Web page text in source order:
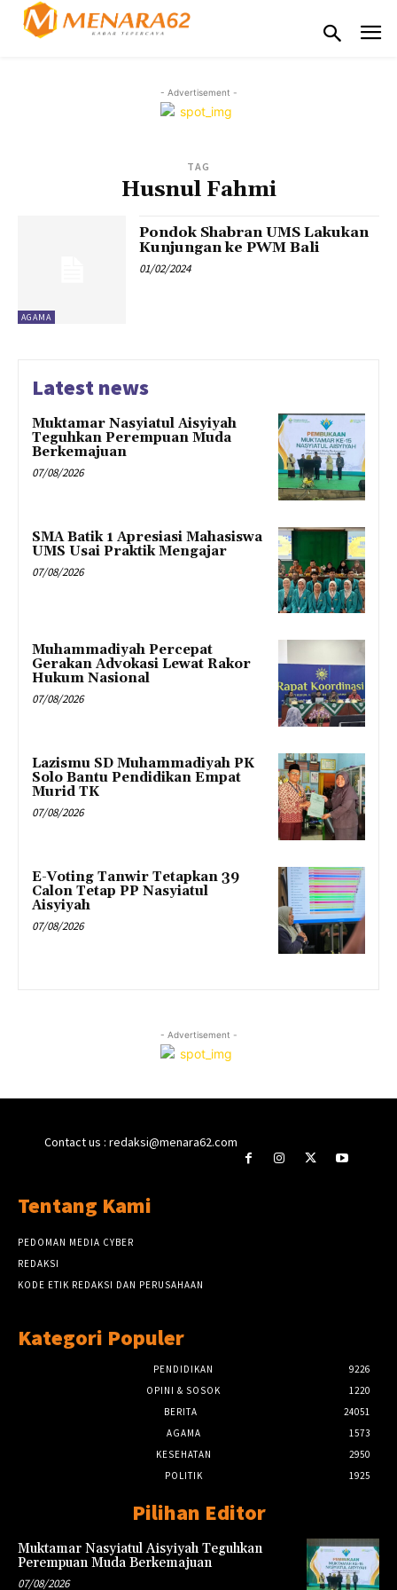
- Advertisement -
TAG
Husnul Fahmi
AGAMA
Pondok Shabran UMS Lakukan
Kunjungan ke PWM Bali
01/02/2024
Latest news
Muktamar Nasyiatul Aisyiyah
Teguhkan Perempuan Muda
Berkemajuan
07/08/2026
SMA Batik 1 Apresiasi Mahasiswa
UMS Usai Praktik Mengajar
07/08/2026
Muhammadiyah Percepat
Gerakan Advokasi Lewat Rakor
Hukum Nasional
07/08/2026
Lazismu SD Muhammadiyah PK
Solo Bantu Pendidikan Empat
Murid TK
07/08/2026
E-Voting Tanwir Tetapkan 39
Calon Tetap PP Nasyiatul
Aisyiyah
07/08/2026
- Advertisement -
Contact us : redaksi@menara62.com
Tentang Kami
PEDOMAN MEDIA CYBER
REDAKSI
KODE ETIK REDAKSI DAN PERUSAHAAN
Kategori Populer
PENDIDIKAN
9226
OPINI & SOSOK
1220
BERITA
24051
AGAMA
1573
KESEHATAN
2950
POLITIK
1925
Pilihan Editor
Muktamar Nasyiatul Aisyiyah Teguhkan
Perempuan Muda Berkemajuan
07/08/2026